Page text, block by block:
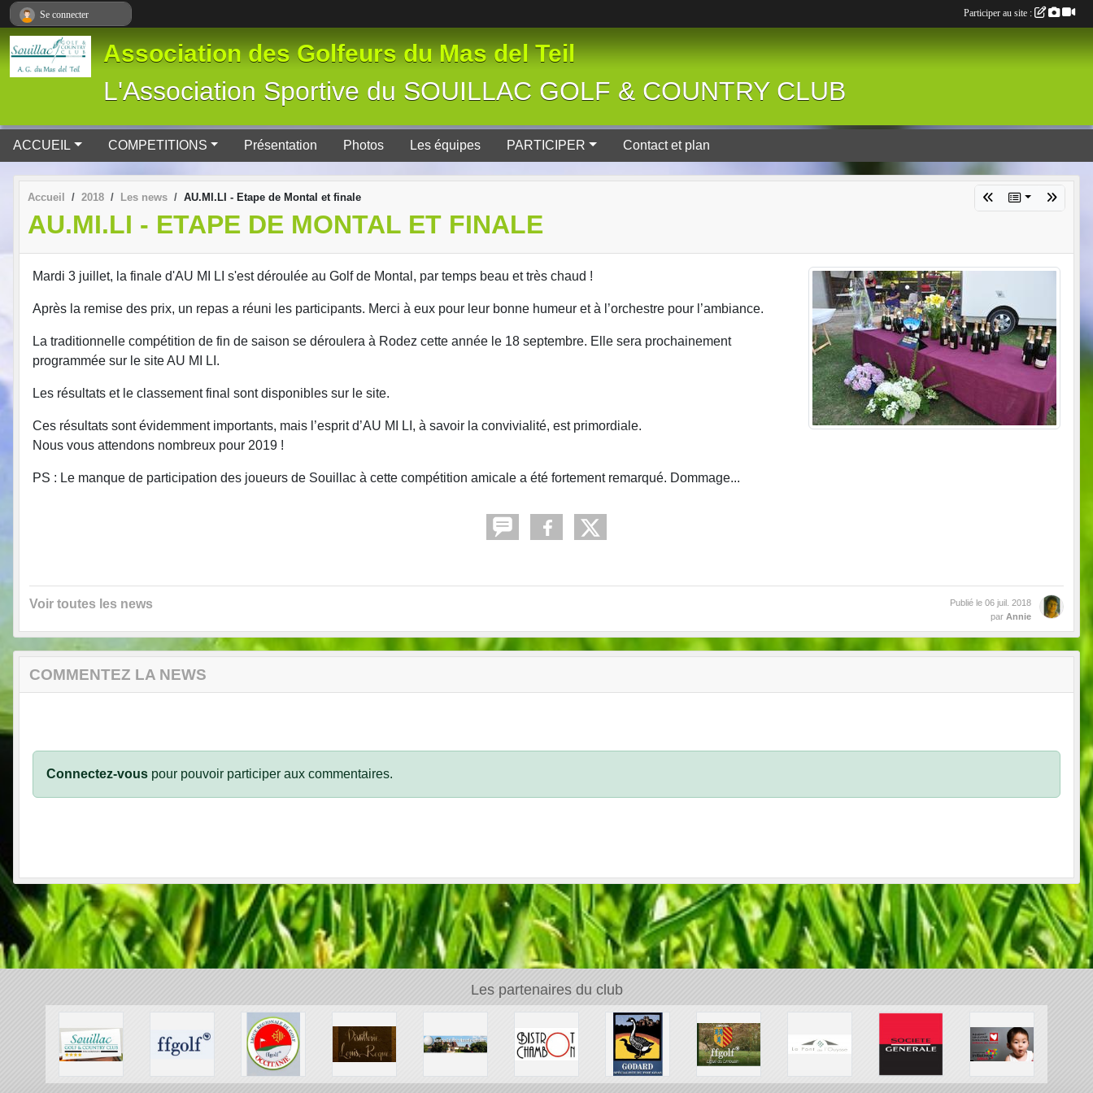
Association des Golfeurs du Mas del Teil
L'Association Sportive du SOUILLAC GOLF & COUNTRY CLUB
ACCUEIL COMPETITIONS Présentation Photos Les équipes PARTICIPER Contact et plan
Accueil 2018 Les news AU.MI.LI - Etape de Montal et finale
AU.MI.LI - ETAPE DE MONTAL ET FINALE
Mardi 3 juillet, la finale d'AU MI LI s'est déroulée au Golf de Montal, par temps beau et très chaud !
Après la remise des prix, un repas a réuni les participants. Merci à eux pour leur bonne humeur et à l’orchestre pour l’ambiance.
La traditionnelle compétition de fin de saison se déroulera à Rodez cette année le 18 septembre. Elle sera prochainement
programmée sur le site AU MI LI.
Les résultats et le classement final sont disponibles sur le site.
Ces résultats sont évidemment importants, mais l’esprit d’AU MI LI, à savoir la convivialité, est primordiale.
Nous vous attendons nombreux pour 2019 !
PS : Le manque de participation des joueurs de Souillac à cette compétition amicale a été fortement remarqué. Dommage...
Voir toutes les news Publié le 06 juil. 2018
par Annie
COMMENTEZ LA NEWS
Connectez-vous pour pouvoir participer aux commentaires.
Les partenaires du club
Se connecter Participer au site :
Panneau de gestion des cookies